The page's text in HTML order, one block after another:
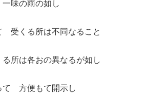
味の雨の如し
受くる所は不同なること
所は各おの異なるが如し
て 方便もて開示し